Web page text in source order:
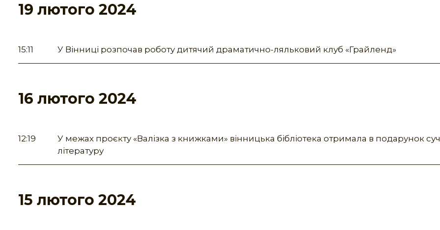
19 лютого 2024
15:11 У Вінниці розпочав роботу дитячий драматично-ляльковий клуб «Грайленд»
16 лютого 2024
12:19
У межах проєкту «Валізка з книжками» вінницька бібліотека отримала в подарунок
літературу
15 лютого 2024